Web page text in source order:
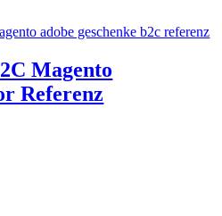
Magento
Referenz